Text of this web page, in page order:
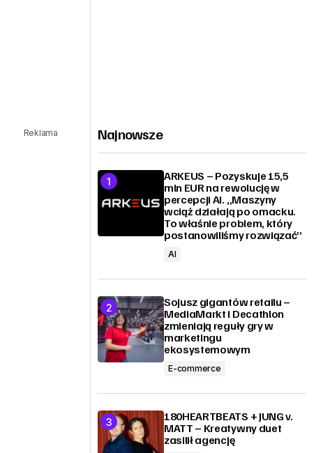
Reklama Najnowsze
ARKEUS – Pozyskuje 15,5
mln EUR na rewolucję w
percepcji AI. „Maszyny
wciąż działają po omacku.
To właśnie problem, który
postanowiliśmy rozwiązać”
AI
Sojusz gigantów retailu –
MediaMarkt i Decathlon
zmieniają reguły gry w
marketingu
ekosystemowym
E-commerce
180HEARTBEATS + JUNG v.
MATT – Kreatywny duet
zasilił agencję